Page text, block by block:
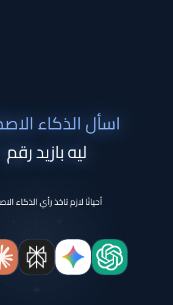
اسأل الذكاء
ليه بازيد رقم 1؟
أحيانًا لازم تاخذ رأي الذكاء